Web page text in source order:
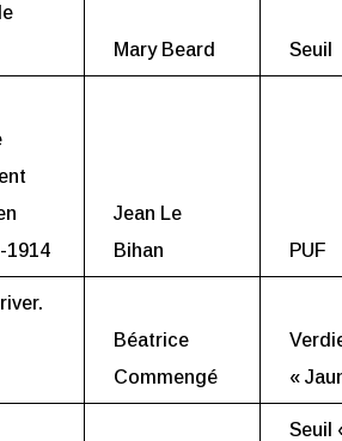
Mary Beard Seuil
1914
Jean Le
Bihan
PUF
Béatrice
Commengé
«
Seuil